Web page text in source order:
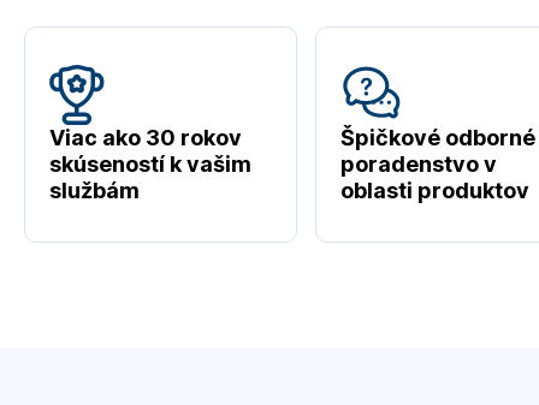
Viac ako 30 rokov
skúseností k vašim
službám
Špičkové odborné
poradenstvo v
oblasti produktov